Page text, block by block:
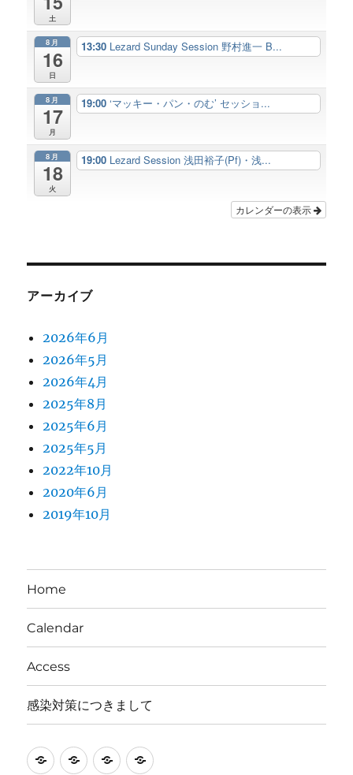
土
8月
16
日
13:30 Lezard Sunday Session 野村進一 B...
8月
17
月
19:00‘マッキー・パン・のむ’ セッショ...
8月
18
火
19:00 Lezard Session 浅田裕子(Pf)・浅...
カレンダーの表示
アーカイブ
2026年6月
2026年5月
2026年4月
2025年8月
2025年6月
2025年5月
2022年10月
2020年6月
2019年10月
Home
Calendar
Access
感染対策につきまして
HomeCalendar
Access感